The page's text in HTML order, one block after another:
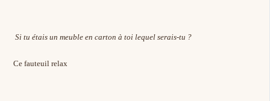
Si tu étais un meuble en carton à toi lequel serais-tu ?
Ce fauteuil relax